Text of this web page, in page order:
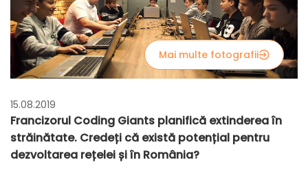
Mai multe fotografii
15.08.2019
Francizorul Coding Giants planifică extinderea în
străinătate. Credeți că există potențial pentru
dezvoltarea rețelei și în România?